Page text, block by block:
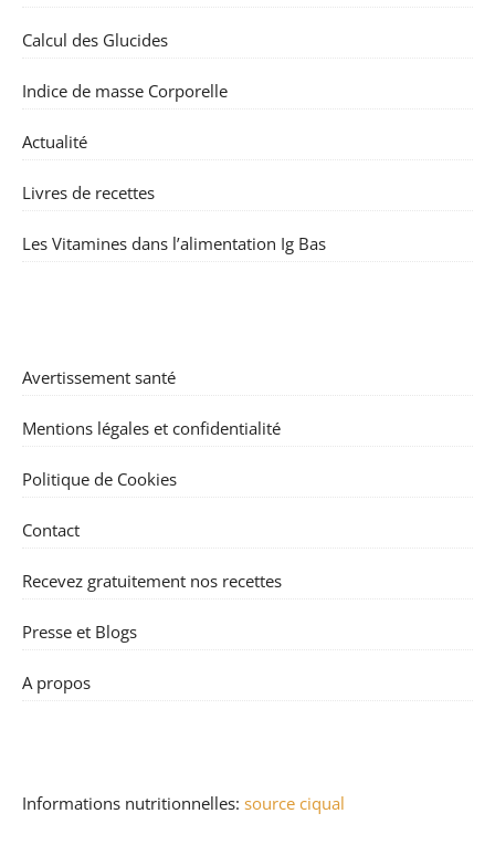
Calcul des Glucides
Indice de masse Corporelle
Actualité
Livres de recettes
Les Vitamines dans l’alimentation Ig Bas
Avertissement santé
Mentions légales et confidentialité
Politique de Cookies
Contact
Recevez gratuitement nos recettes
Presse et Blogs
A propos
Informations nutritionnelles: source ciqual